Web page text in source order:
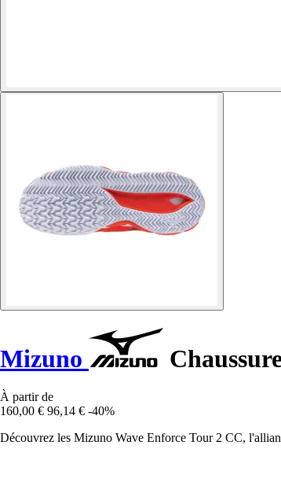
Mizuno
À partir de
160,00 € 96,14 € -40%
Découvrez les Mizuno Wave Enforce Tour 2 CC,